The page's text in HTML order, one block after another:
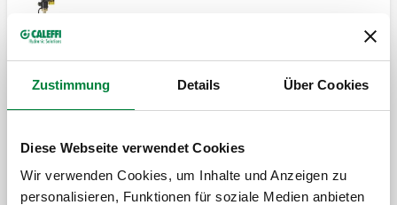
Zustimmung Details Über Cookies
Diese Webseite verwendet Cookies
Wir verwenden Cookies, um Inhalte und Anzeigen zu
personalisieren, Funktionen für soziale Medien anbieten
vannes d'arrêt et aimant.
double aimant pour débits élevés.
Développer